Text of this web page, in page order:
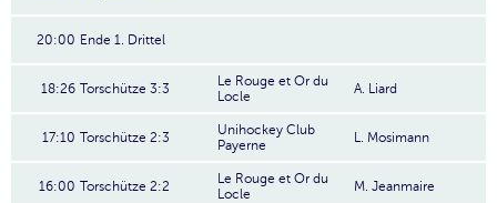
20:00 Ende 1. Drittel
18:26 Torschütze 3:3
Le Rouge et Or du
Locle
A. Liard
17:10 Torschütze 2:3
Unihockey Club
Payerne
L. Mosimann
16:00 Torschütze 2:2
Le Rouge et Or du
Locle
M. Jeanmaire